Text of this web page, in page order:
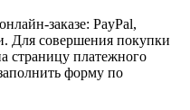
заказе: PayPal,
Для совершения покупки
страницу платежного
форму по